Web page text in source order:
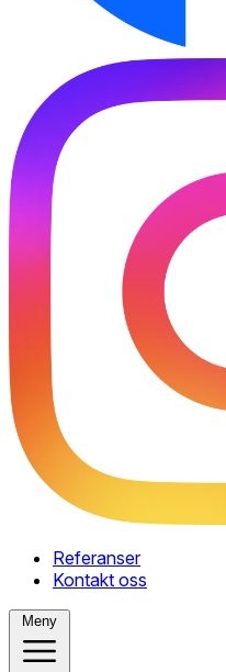
Referanser
Kontakt oss
Meny